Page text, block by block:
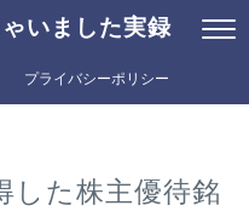
いました実録
プライバシーポリシー
した株主優待銘